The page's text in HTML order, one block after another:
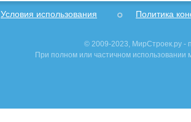
Условия использования Политика
© 2009-2023, МирСтроек.ру -
При полном или частичном использовании